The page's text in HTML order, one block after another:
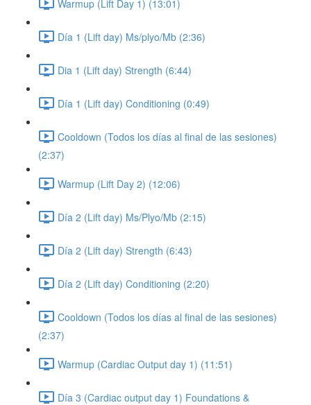
Warmup (Lift Day 1) (13:01)
Día 1 (Lift day) Ms/plyo/Mb (2:36)
Dia 1 (Lift day) Strength (6:44)
Día 1 (Lift day) Conditioning (0:49)
Cooldown (Todos los días al final de las sesiones)
(2:37)
Warmup (Lift Day 2) (12:06)
Día 2 (Lift day) Ms/Plyo/Mb (2:15)
Día 2 (Lift day) Strength (6:43)
Día 2 (Lift day) Conditioning (2:20)
Cooldown (Todos los días al final de las sesiones)
(2:37)
Warmup (Cardiac Output day 1) (11:51)
Día 3 (Cardiac output day 1) Foundations &